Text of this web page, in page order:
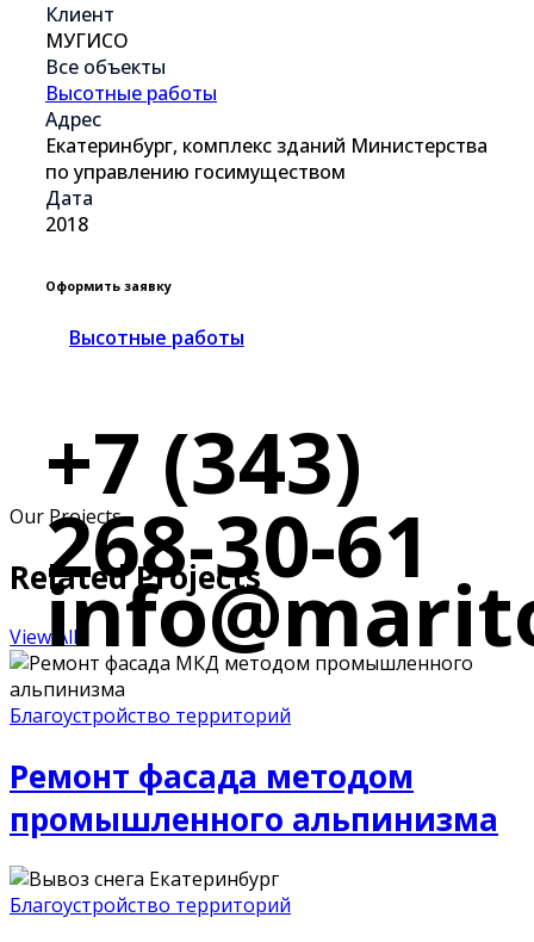
Клиент
МУГИСО
Все объекты
Высотные работы
Адрес
Екатеринбург, комплекс зданий Министерства
по управлению госимуществом
Дата
2018
Оформить заявку
Высотные работы
+7 (343)
268-30-61
Our Projects
Related Projects
View All
Благоустройство территорий
Ремонт фасада методом
промышленного альпинизма
Благоустройство территорий